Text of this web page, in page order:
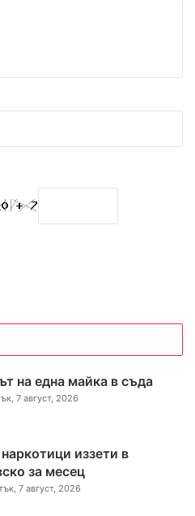
на една майка в съда
7 август, 2026
иззети в
за месец
7 август, 2026